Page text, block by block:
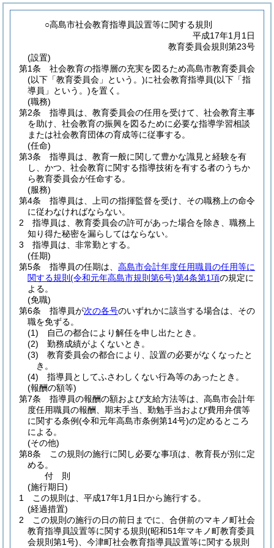
○高島市社会教育指導員設置等に関する規則
平成17年1月1日
教育委員会規則第23号
(設置)
第1条
社会教育の指導層の充実を図るため高島市教育委員会
(以下「教育委員会」という。)に社会教育指導員(以下「指
導員」という。)を置く。
(職務)
第2条
指導員は、教育委員会の任用を受けて、社会教育主事
を助け、社会教育の振興を図るために必要な指導学習相談
または社会教育団体の育成等に従事する。
(任命)
第3条
指導員は、教育一般に関して豊かな識見と経験を有
し、かつ、社会教育に関する指導技術を有する者のうちか
ら教育委員会が任命する。
(服務)
第4条
指導員は、上司の指揮監督を受け、その職務上の命令
に従わなければならない。
2
指導員は、教育委員会の許可があった場合を除き、職務上
知り得た秘密を漏らしてはならない。
3
指導員は、非常勤とする。
(任期)
第5条
指導員の任期は、 高島市会計年度任用職員の任用等に
関する規則 (令和元年高島市規則第6号)第4条第1項の規定に
よる。
(免職)
第6条
指導員が次の各号のいずれかに該当する場合は、その
職を免ずる。
(1)
自己の都合により解任を申し出たとき。
(2)
勤務成績がよくないとき。
(3)
教育委員会の都合により、設置の必要がなくなったと
き。
(4)
指導員としてふさわしくない行為等のあったとき。
(報酬の額等)
第7条
指導員の報酬の額および支給方法等は、高島市会計年
度任用職員の報酬、期末手当、勤勉手当および費用弁償等
に関する条例(令和元年高島市条例第14号)の定めるところ
による。
(その他)
第8条
この規則の施行に関し必要な事項は、教育長が別に定
める。
付 則
(施行期日)
1
この規則は、平成17年1月1日から施行する。
(経過措置)
2
この規則の施行の日の前日までに、合併前のマキノ町社会
教育指導員設置等に関する規則 (昭和51年マキノ町教育委員
会規則第1号) 、今津町社会教育指導員設置等に関する規則